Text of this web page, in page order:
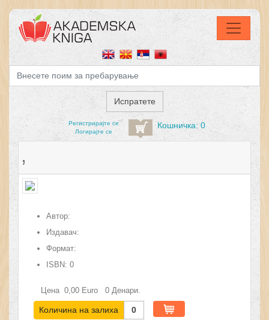
Регистрирајтe се
Логирајте се
Кошничка: 0
,
Автор:
Издавач:
Формат:
ISBN: 0
Цена 0,00 Euro0 Денари.
Количина на залиха 0